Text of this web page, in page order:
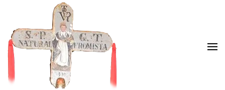
Skip to main content